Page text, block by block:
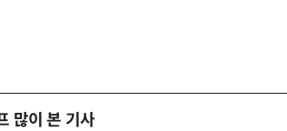
많이 본 기사